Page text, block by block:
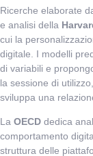
Ricerche elaborate
e analisi della
cui la
digitale. I modelli
di variabili e
la sessione di
sviluppa una
La OECD dedica
comportamento
struttura delle